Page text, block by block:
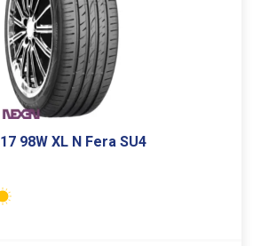
98W XL N Fera SU4